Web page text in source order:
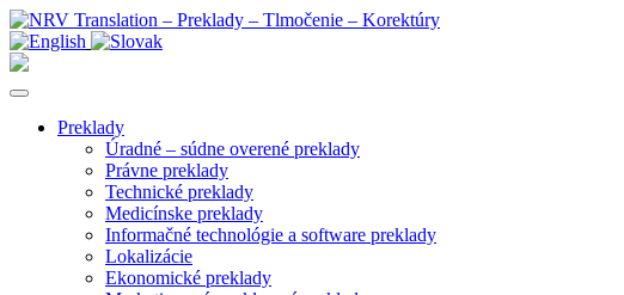
Preklady
Úradné – súdne overené preklady
Právne preklady
Technické preklady
Medicínske preklady
Informačné technológie a software preklady
Lokalizácie
Ekonomické preklady